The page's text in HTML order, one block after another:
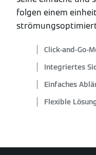
folgen einem
Click-and-Go-
Integriertes
Einfaches
Flexible